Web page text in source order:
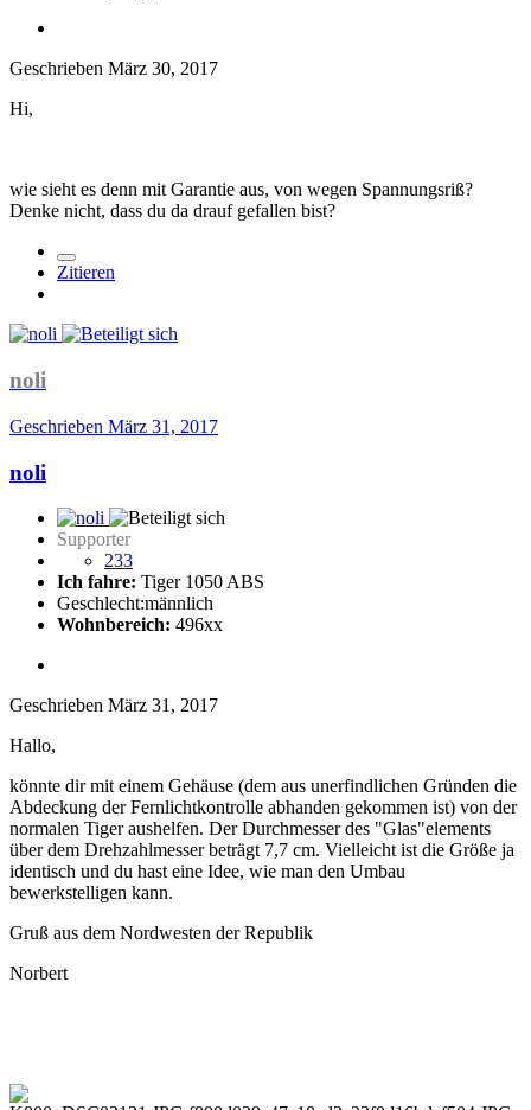
Geschrieben März 30, 2017
Hi,
wie sieht es denn mit Garantie aus, von wegen Spannungsriß?
Denke nicht, dass du da drauf gefallen bist?
Zitieren
noli
Geschrieben März 31, 2017
noli
Supporter
233
Ich fahre: Tiger 1050 ABS
Geschlecht:männlich
Wohnbereich: 496xx
Geschrieben März 31, 2017
Hallo,
könnte dir mit einem Gehäuse (dem aus unerfindlichen Gründen die
Abdeckung der Fernlichtkontrolle abhanden gekommen ist) von der
normalen Tiger aushelfen. Der Durchmesser des "Glas"elements
über dem Drehzahlmesser beträgt 7,7 cm. Vielleicht ist die Größe ja
identisch und du hast eine Idee, wie man den Umbau
bewerkstelligen kann.
Gruß aus dem Nordwesten der Republik
Norbert